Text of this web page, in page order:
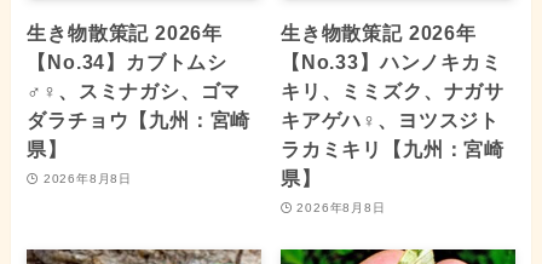
生き物散策記 2026年
【No.34】カブトムシ
♂♀、スミナガシ、ゴマ
ダラチョウ【九州：宮崎
県】
2026年8月8日
生き物散策記 2026年
【No.33】ハンノキカミ
キリ、ミミズク、ナガサ
キアゲハ♀、ヨツスジト
ラカミキリ【九州：宮崎
県】
2026年8月8日